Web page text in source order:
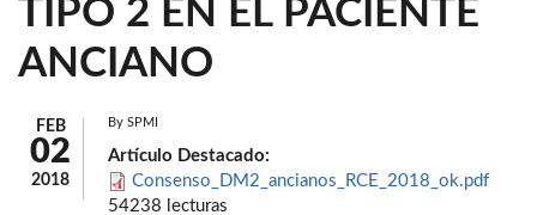
TIPO 2 EN EL PACIENTE
ANCIANO
FEB
02
2018
By SPMI
Artículo Destacado:
Consenso_DM2_ancianos_RCE_2018_ok.pdf
54238 lecturas